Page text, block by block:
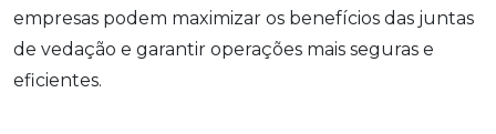
empresas podem maximizar os benefícios das juntas
de vedação e garantir operações mais seguras e
eficientes.